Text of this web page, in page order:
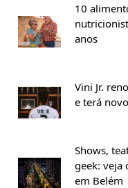
10
anos
Vini Jr.
e terá
Shows,
geek: veja
em Belém